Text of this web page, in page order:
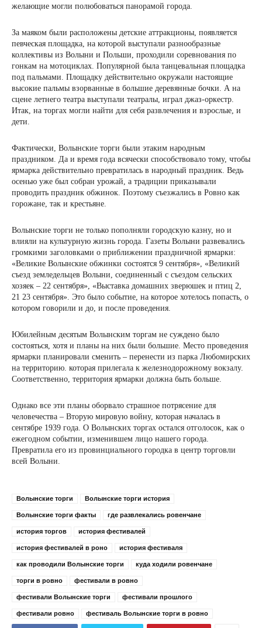
желающие могли полюбоваться панорамой города.
За маяком были расположены детские аттракционы, появляется
певческая площадка, на которой выступали разнообразные
коллективы из Волыни и Польши, проходили соревнования по
гонкам на мотоциклах. Популярной была танцевальная площадка
под пальмами. Площадку действительно окружали настоящие
высокие пальмы взорванные в большие деревянные бочки. А на
сцене летнего театра выступали театралы, играл джаз-оркестр.
Итак, на торгах могли найти для себя развлечения и взрослые, и
дети.
Фактически, Волынские торги были этаким народным
праздником. Да и время года всячески способствовало тому, чтобы
ярмарка действительно превратилась в народный праздник. Ведь
осенью уже был собран урожай, а традиции приказывали
проводить праздник обжинок. Поэтому съезжались в Ровно как
горожане, так и крестьяне.
Волынские торги не только пополняли городскую казну, но и
влияли на культурную жизнь города. Газеты Волыни развевались
громкими заголовками о приближении праздничной ярмарки:
«Великие Волынские обжинки состоятся 9 сентября», «Великий
съезд земледельцев Волыни, соединенный с съездом сельских
хозяек – 22 сентября», «Выставка домашних зверюшек и птиц 2,
21 23 сентября». Это было событие, на которое хотелось попасть, о
котором говорили и до, и после проведения.
Юбилейным десятым Волынским торгам не суждено было
состояться, хотя и планы на них были большие. Место проведения
ярмарки планировали сменить – перенести из парка Любомирских
на территорию. которая прилегала к железнодорожному вокзалу.
Соответственно, территория ярмарки должна быть больше.
Однако все эти планы оборвало страшное потрясение для
человечества – Вторую мировую войну, которая началась в
сентябре 1939 года. О Волынских торгах остался отголосок, как о
ежегодном событии, изменившем лицо нашего города.
Превратила его из провинциального городка в центр торговли
всей Волыни.
Волынские торги Волынские торги история
Волынские торги факты где развлекались ровенчане
история торгов история фестивалей
история фестивалей в роно история фестиваля
как проводили Волынские торги куда ходили ровенчане
торги в ровно фестивали в ровно
фестивали Волынские торги фестивали прошлого
фестивали ровно фестиваль Волынские торги в ровно